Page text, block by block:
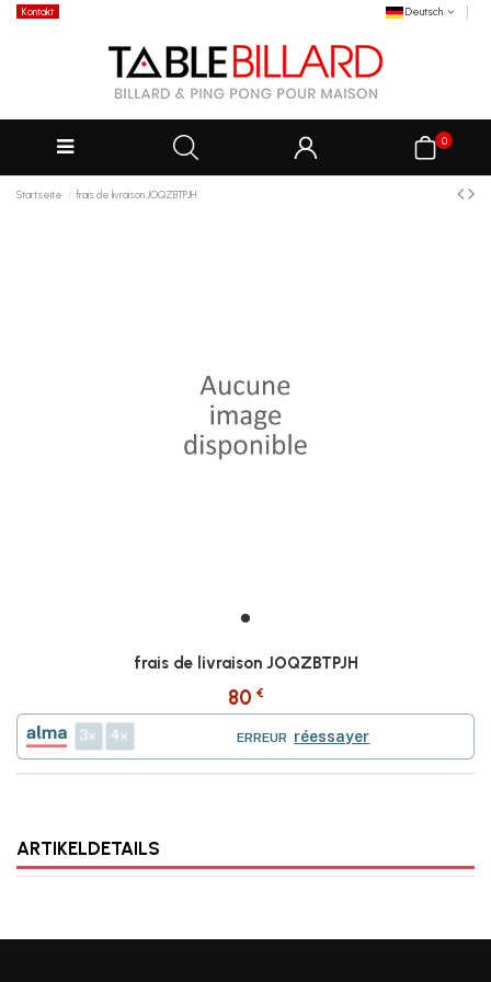
Kontakt Deutsch
0
Startseite frais de livraison JOQZBTPJH
frais de livraison JOQZBTPJH
80 €
3 4 ERREUR réessayer
ARTIKELDETAILS